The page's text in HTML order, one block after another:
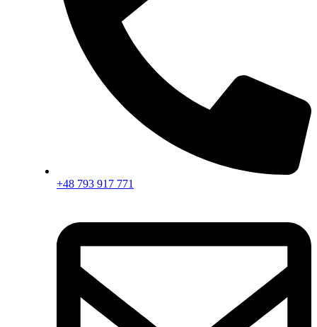
+48 793 917 771